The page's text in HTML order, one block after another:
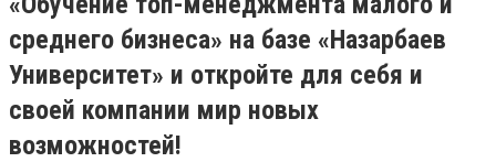
среднего бизнеса» на базе «Назарбаев
Университет» и откройте для себя и
своей компании мир новых
возможностей!